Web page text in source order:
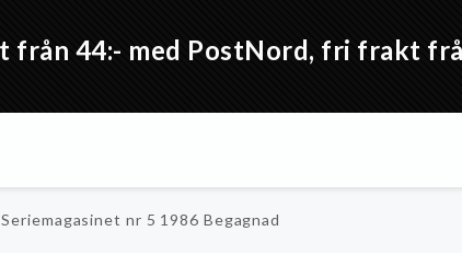
från 44:- med PostNord, fri frakt
Seriemagasinet nr 5 1986 Begagnad